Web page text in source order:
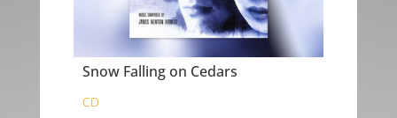
Snow Falling on Cedars
CD